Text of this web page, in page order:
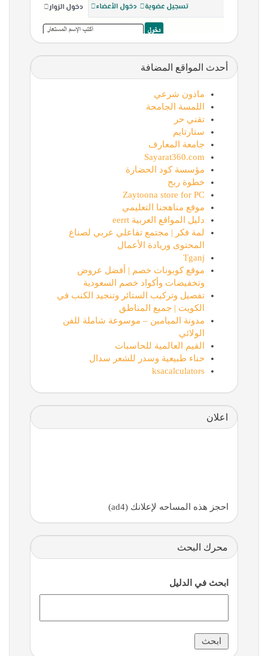
أحدث المواقع المضافة
ماذون شرعي
اللمسة الجامحة
تقني حر
ستارتايم
جامعة المعارف
Sayarat360.com
مؤسسة كود الحضارة
خطوة ربح
Zaytoona store for PC
موقع مناهجنا التعليمي
دليل المواقع العربية eerrt
لمة فكر | مجتمع تفاعلي عربي لصناع
المحتوى وريادة الأعمال
Tganj
موقع كوبونات خصم | أفضل عروض
وتخفيضات وأكواد خصم السعودية
تفصيل وتركيب الستائر وتنجيد الكنب في
الكويت | جميع المناطق
مدونة الميامين – موسوعة شاملة للفن
الولائي
القيم العالمية للحاسبات
حناء طبيعية وسدر للشعر سدال
ksacalculators
اعلان
احجز هذه المساحه لإعلانك (ad4)
محرك البحث
ابحث في الدليل